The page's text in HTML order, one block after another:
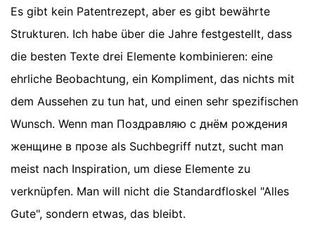
Es gibt kein Patentrezept, aber es gibt bewährte
Strukturen. Ich habe über die Jahre festgestellt, dass
die besten Texte drei Elemente kombinieren: eine
ehrliche Beobachtung, ein Kompliment, das nichts mit
dem Aussehen zu tun hat, und einen sehr spezifischen
Wunsch. Wenn man Поздравляю с днём рождения
женщине в прозе als Suchbegriff nutzt, sucht man
meist nach Inspiration, um diese Elemente zu
verknüpfen. Man will nicht die Standardfloskel "Alles
Gute", sondern etwas, das bleibt.